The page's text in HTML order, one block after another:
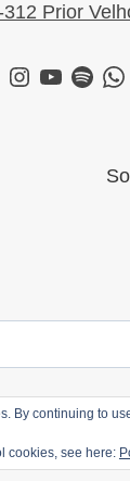
312 Prior
Instagram
YouTube
Spotify
By continuing to
cookies, see here: